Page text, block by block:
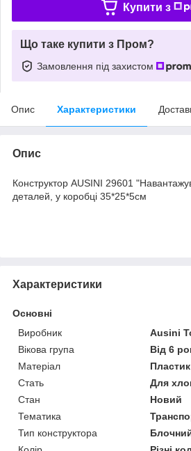
Купити з
Що таке купити з Пром?
Замовлення під захистом
Опис Характеристики
Опис
Конструктор AUSINI 29601
деталей, у коробці 35*25*5см
Характеристики
Основні
Виробник
Ausini
Вікова група
Від 6
Матеріал
Пластик
Стать
Для
Стан
Новий
Тематика
Тип конструктора